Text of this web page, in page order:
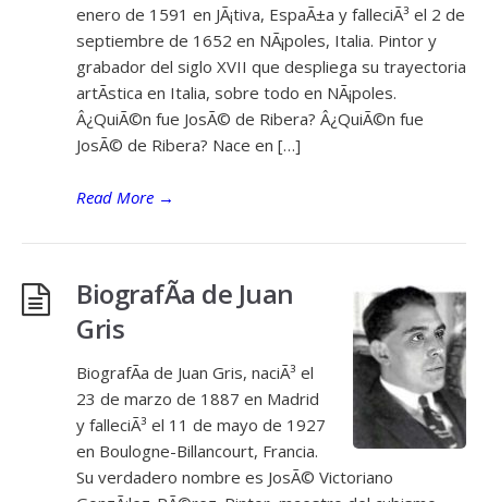
enero de 1591 en JÃ¡tiva, EspaÃ±a y falleciÃ³ el 2 de
septiembre de 1652 en NÃ¡poles, Italia. Pintor y
grabador del siglo XVII que despliega su trayectoria
artÃ­stica en Italia, sobre todo en NÃ¡poles.
Â¿QuiÃ©n fue JosÃ© de Ribera? Â¿QuiÃ©n fue
JosÃ© de Ribera? Nace en […]
Read More →
BiografÃ­a de Juan
Gris
BiografÃ­a de Juan Gris, naciÃ³ el
23 de marzo de 1887 en Madrid
y falleciÃ³ el 11 de mayo de 1927
en Boulogne-Billancourt, Francia.
Su verdadero nombre es JosÃ© Victoriano